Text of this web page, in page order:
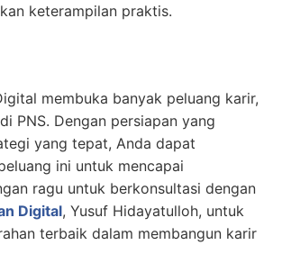
keterampilan praktis.
membuka banyak peluang karir,
PNS. Dengan persiapan yang
yang tepat, Anda dapat
ini untuk mencapai
ragu untuk berkonsultasi dengan
Digital, Yusuf Hidayatulloh, untuk
terbaik dalam membangun karir